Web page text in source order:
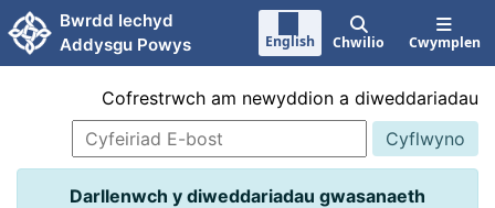
Neidio i'r prif gynnwy
Bwrdd Iechyd
Addysgu Powys
English Chwilio Cwymplen
Cofrestrwch am newyddion a diweddariadau
Darllenwch y diweddariadau gwasanaeth